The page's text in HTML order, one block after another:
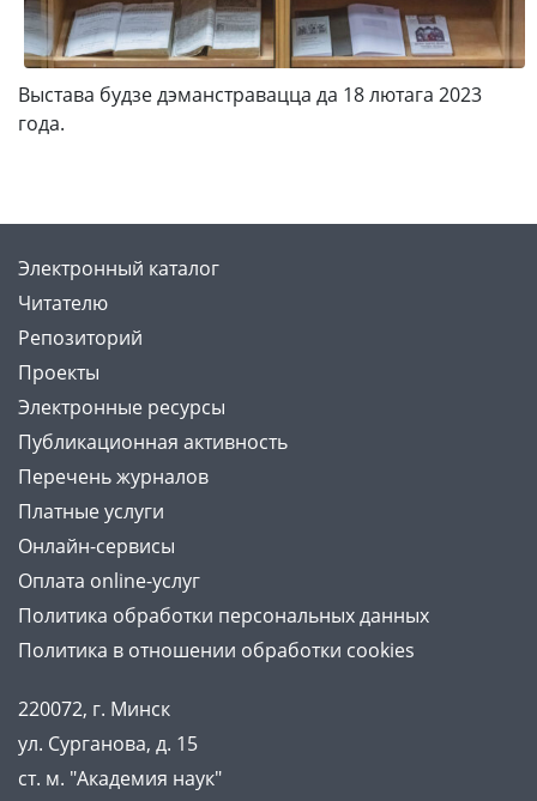
Выстава будзе дэманстравацца да 18 лютага 2023
года.
Электронный каталог
Читателю
Репозиторий
Проекты
Электронные ресурсы
Публикационная активность
Перечень журналов
Платные услуги
Онлайн-сервисы
Оплата online-услуг
Политика обработки персональных данных
Политика в отношении обработки cookies
220072, г. Минск
ул. Сурганова, д. 15
ст. м. "Академия наук"